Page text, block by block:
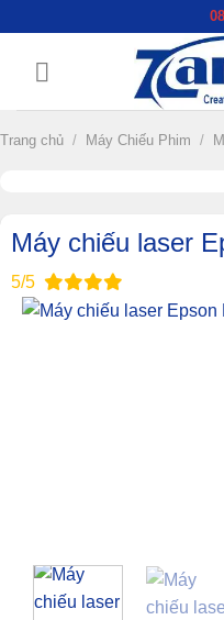
Trang chủ / Máy Chiếu Phim /
Máy chiếu laser
5/5